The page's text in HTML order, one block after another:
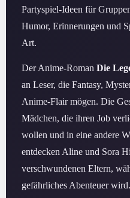
Partyspiel-Ideen für
Humor, Erinnerungen und
Art.
Der Anime-Roman Die
an Leser, die Fantasy,
Anime-Flair mögen. Die
Mädchen, die ihren Job
wollen und in eine andere
entdecken Aline und Sora
verschwundenen Eltern,
gefährliches Abenteuer wird.